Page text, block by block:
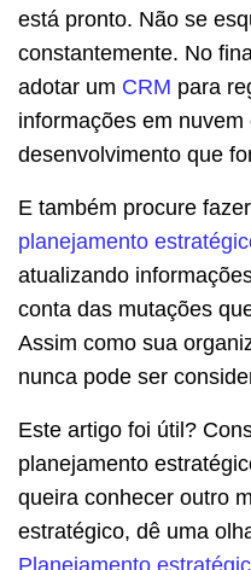
está pronto. Não se
constantemente. No
adotar um CRM para
informações em
desenvolvimento que
E também procure
planejamento
atualizando
conta das mutações
Assim como sua
nunca pode ser
Este artigo foi útil?
planejamento
queira conhecer outro
estratégico, dê uma
Planejamento